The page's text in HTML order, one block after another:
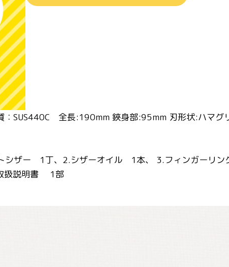
SUS440C 全長:190mm 鋏身部:95mm 刃形状:ハマグ
シザー 1丁、2.シザーオイル 1本、 3.フィンガー
扱説明書 1部